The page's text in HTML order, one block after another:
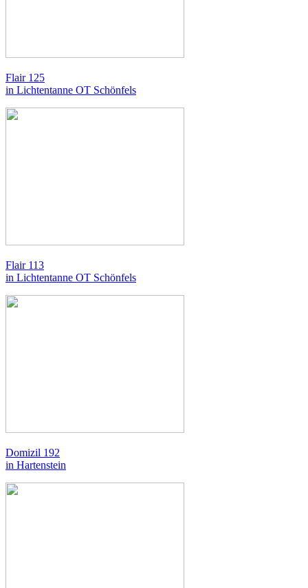
Flair 125
in Lichtentanne OT Schönfels
Flair 113
in Lichtentanne OT Schönfels
Domizil 192
in Hartenstein